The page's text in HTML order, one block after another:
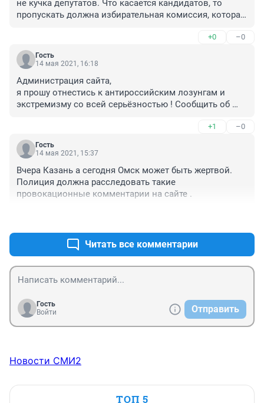
не кучка депутатов. Что касается кандидатов, то
пропускать должна избирательная комиссия, которая
кандидатам. А так никто ничего не знает, когда эти
выборы, кто кандидаты, как стать кандидатом, куда
сдавать документы и т. п.
+0 –0
Гость
14 мая 2021, 16:18
Администрация сайта,
я прошу отнестись к антироссийским лозунгам и
экстремизму со всей серьёзностью ! Сообщить об
Привлечь человека реально написавшего это к
отвественности .
Последние трагические события в Казани так и
сайтах .
+1 –0
Гость
14 мая 2021, 15:37
Вчера Казань а сегодня Омск может быть жертвой.
Полиция должна расследовать такие
провокационные комментарии на сайте .
Читать все комментарии
Гость
Войти
Отправить
Новости СМИ2
ТОП 5